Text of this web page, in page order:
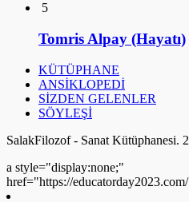
5
Tomris Alpay (Hayatı)
KÜTÜPHANE
ANSİKLOPEDİ
SİZDEN GELENLER
SÖYLEŞİ
SalakFilozof - Sanat Kütüphanesi.
a style="display:none;"
href="https://